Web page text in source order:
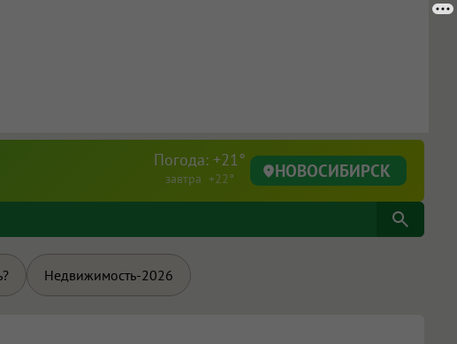
Погода: +21°
завтра +22° НОВОСИБИРСК
Недвижимость-2026